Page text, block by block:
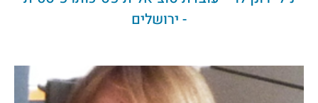
- ירושלים